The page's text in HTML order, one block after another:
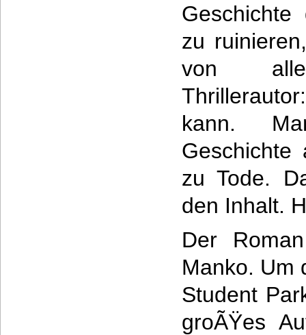
Geschichte
zu
von
kann.
Geschichte
zu Tode.
den Inhalt.
Der
Manko. Um
Student
groÃŸes